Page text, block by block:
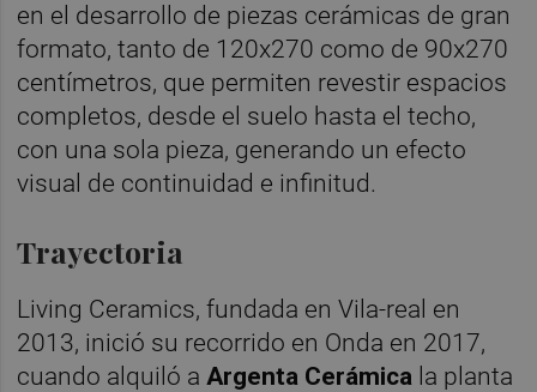
en el desarrollo de piezas cerámicas de gran
formato, tanto de 120x270 como de 90x270
centímetros, que permiten revestir espacios
completos, desde el suelo hasta el techo,
con una sola pieza, generando un efecto
visual de continuidad e infinitud.
Trayectoria
Living Ceramics, fundada en Vila-real en
2013, inició su recorrido en Onda en 2017,
cuando alquiló aArgenta Cerámica la planta